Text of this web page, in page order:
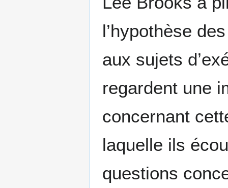
l’hypothèse
aux sujets
regardent une
concernant
laquelle ils
questions